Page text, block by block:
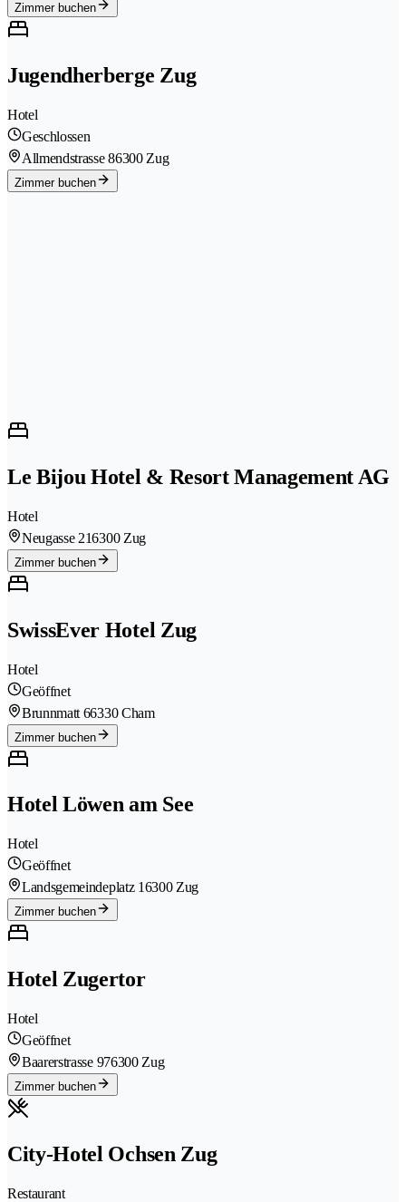
Zimmer buchen
Jugendherberge Zug
Hotel
Geschlossen
Allmendstrasse 86300 Zug
Zimmer buchen
Le Bijou Hotel & Resort Management AG
Hotel
Neugasse 216300 Zug
Zimmer buchen
SwissEver Hotel Zug
Hotel
Geöffnet
Brunnmatt 66330 Cham
Zimmer buchen
Hotel Löwen am See
Hotel
Geöffnet
Landsgemeindeplatz 16300 Zug
Zimmer buchen
Hotel Zugertor
Hotel
Geöffnet
Baarerstrasse 976300 Zug
Zimmer buchen
City-Hotel Ochsen Zug
Restaurant